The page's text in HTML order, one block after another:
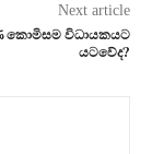
Next article
කොමිසම විධායකයට
යටවේද?